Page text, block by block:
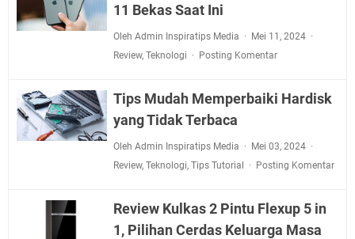
11 Bekas Saat Ini
Oleh Admin Inspiratips Media
Mei 11, 2024
Review, Teknologi Posting Komentar
Tips Mudah Memperbaiki Hardisk
yang Tidak Terbaca
Oleh Admin Inspiratips Media
Mei 03, 2024
Review, Teknologi, Tips Tutorial Posting Komentar
Review Kulkas 2 Pintu Flexup 5 in
1, Pilihan Cerdas Keluarga Masa